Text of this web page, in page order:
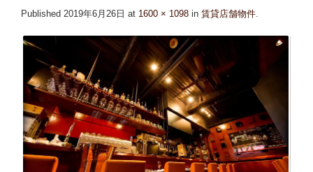
Published 2019年6月26日 at 1600 × 1098 in 賃貸店舗物件